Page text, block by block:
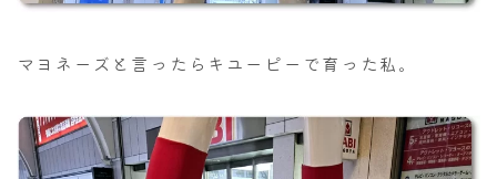
マヨネーズと言ったらキユーピーで育った私。